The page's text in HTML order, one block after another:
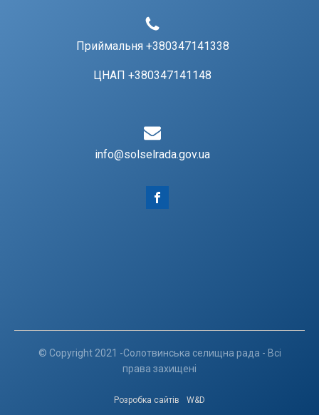
Приймальня +380347141338
ЦНАП +380347141148
info@solselrada.gov.ua
© Copyright 2021 -Солотвинська селищна рада - Всі
права захищені
Розробка сайтів W&D